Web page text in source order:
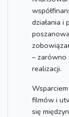
działania i
– zarówno
realizacji.
filmów i
się